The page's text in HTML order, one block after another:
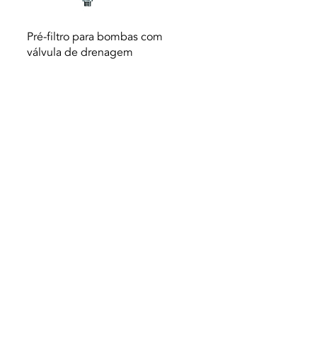
Vista rapida
Pré-filtro para bombas com
válvula de drenagem